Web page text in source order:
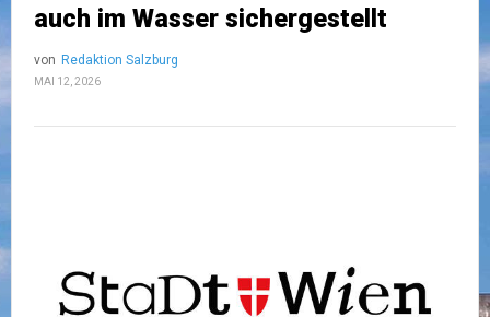
auch im Wasser sichergestellt
von Redaktion Salzburg
MAI 12, 2026